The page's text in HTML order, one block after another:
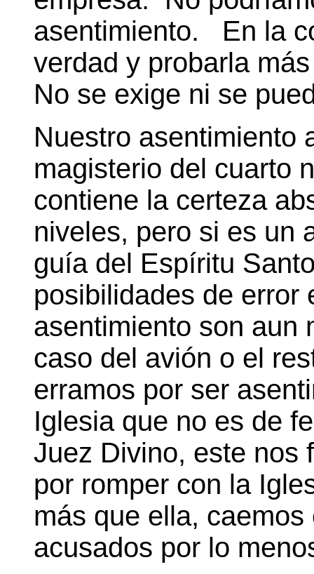
asentimiento. En la
verdad y probarla má
No se exige ni se
Nuestro asentimiento
magisterio del cuarto
contiene la certeza
niveles, pero si es un
guía del Espíritu
posibilidades de error
asentimiento son aun
caso del avión o el
erramos por ser
Iglesia que no es de
Juez Divino, este nos
por romper con la
más que ella,
acusados por lo